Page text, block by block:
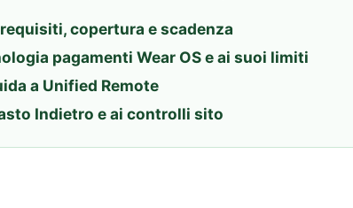
copertura e scadenza
pagamenti Wear OS e ai suoi limiti
a Unified Remote
Indietro e ai controlli sito